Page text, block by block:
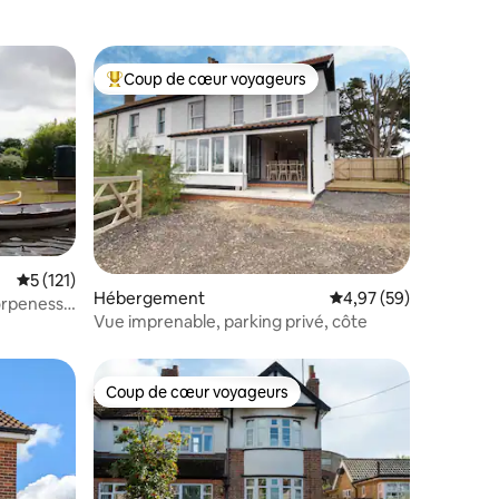
: 4,87 sur 5
appréciés
Évaluation moyenne sur la base de 121 commentaires : 5 sur 5
5 (121)
Coups de cœur voyageurs les plus appréciés
Coup de cœur voyageurs
Hébergement Évaluation moyenne
4,97 (59)
Vue imprenable, parking privé, côte
appréciés Coup de cœur voyageurs
Coup de cœur voyageurs